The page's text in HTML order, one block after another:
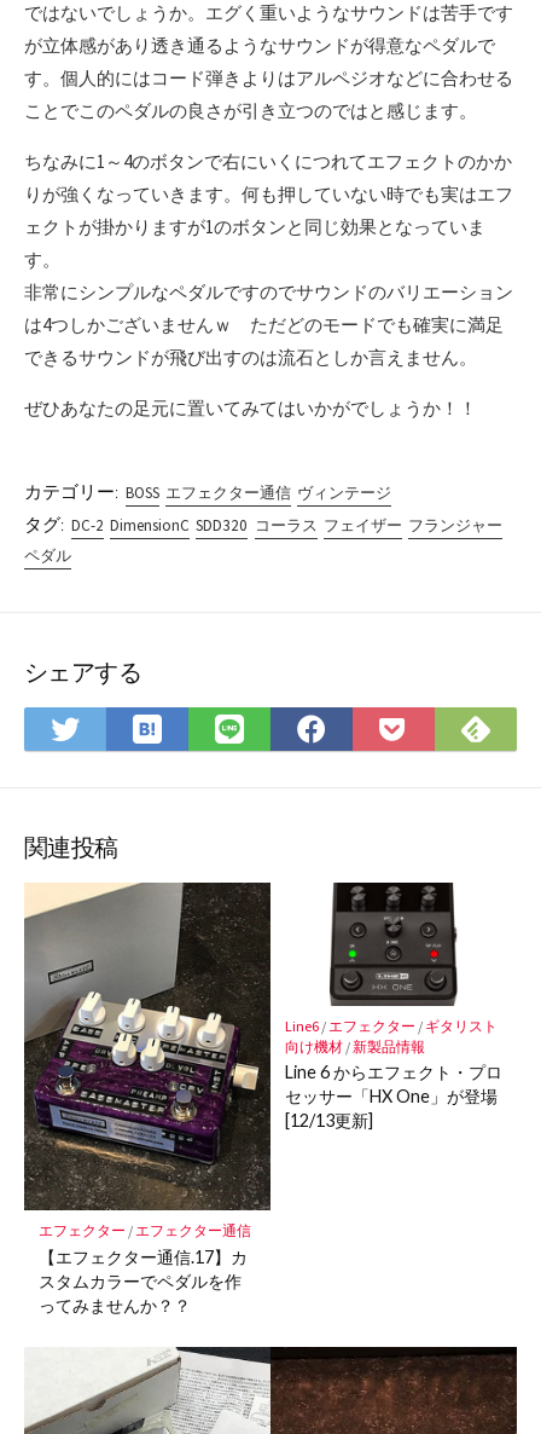
ではないでしょうか。エグく重いようなサウンドは苦手です
が立体感があり透き通るようなサウンドが得意なペダルで
す。個人的にはコード弾きよりはアルペジオなどに合わせる
ことでこのペダルの良さが引き立つのではと感じます。
ちなみに1～4のボタンで右にいくにつれてエフェクトのかか
りが強くなっていきます。何も押していない時でも実はエフ
ェクトが掛かりますが1のボタンと同じ効果となっていま
す。
非常にシンプルなペダルですのでサウンドのバリエーション
は4つしかございませんｗ ただどのモードでも確実に満足
できるサウンドが飛び出すのは流石としか言えません。
ぜひあなたの足元に置いてみてはいかがでしょうか！！
カテゴリー: BOSS エフェクター通信 ヴィンテージ
タグ: DC-2 DimensionC SDD320 コーラス フェイザー フランジャー
ペダル
シェアする
Twitter
で
ア
は
て
マ
ー
ク
に
保
存
LINE
で
Facebook
で
Pocket
に
で
関連投稿
エフェクター /エフェクター通信
【エフェクター通信.17】カ
スタムカラーでペダルを作
ってみませんか？？
Line6/ エフェクター / ギタリスト
向け機材/新製品情報
Line 6 からエフェクト・プロ
セッサー「HX One」が登場
[12/13更新]